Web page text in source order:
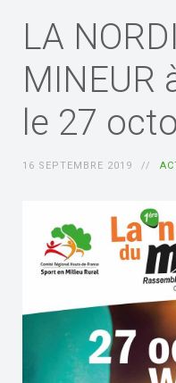
LA
MINEUR
le 27
16 SEPTEMBRE 2019